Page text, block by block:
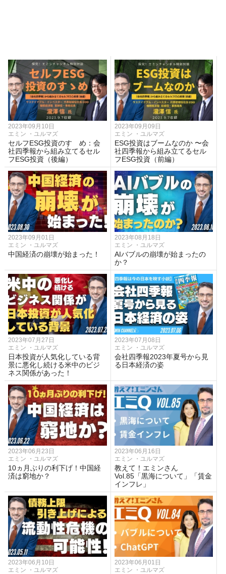
2023年09月10日
エミン ・ユルマズ
セルフESG投資のすゝめ：会
社四季報から組み立てるセル
フESG投資（後編）
2023年09月09日
エミン ・ユルマズ
ESG投資はブームなのか 〜会
社四季報から組み立てるセル
フESG投資（前編）
2023年09月01日
エミン ・ユルマズ
中国経済の崩壊が始まった！
2023年08月18日
エミン ・ユルマズ
AIバブルの崩壊が始まったの
か？
2023年07月27日
エミン ・ユルマズ
日本投資が人気化している背
景に悪化し続ける米中のビジ
ネス関係があった！
2023年07月08日
エミン ・ユルマズ
会社四季報2023年夏号から見
る日本経済の姿
2023年06月23日
エミン ・ユルマズ
10ヵ月ぶりの利下げ！中国経
済は窮地か？
2023年06月16日
エミン ・ユルマズ
教えて！エミンさん
Vol.85「黒海について」「賃金
インフレ」
2023年06月10日
エミン ・ユルマズ
2023年06月01日
エミン ・ユルマズ